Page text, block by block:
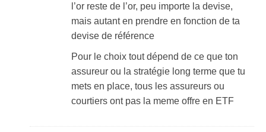
l’or reste de l’or, peu importe la devise,
mais autant en prendre en fonction de ta
devise de référence
Pour le choix tout dépend de ce que ton
assureur ou la stratégie long terme que tu
mets en place, tous les assureurs ou
courtiers ont pas la meme offre en ETF